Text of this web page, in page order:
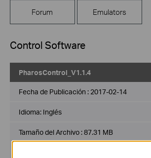
Forum Emulators
Control Software
PharosControl_V1.1.4
Fecha de Publicación : 2017-02-14
Idioma: Inglés
Tamaño del Archivo :87.31 MB